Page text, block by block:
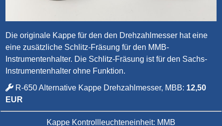
Die originale Kappe für den den Drehzahlmesser hat eine
eine zusätzliche Schlitz-Fräsung für den MMB-
Instrumentenhalter. Die Schlitz-Fräsung ist für den Sachs-
Instrumentenhalter ohne Funktion.
R-650 Alternative Kappe Drehzahlmesser, MBB: 12,50
EUR
Kappe Kontrollleuchteneinheit: MMB